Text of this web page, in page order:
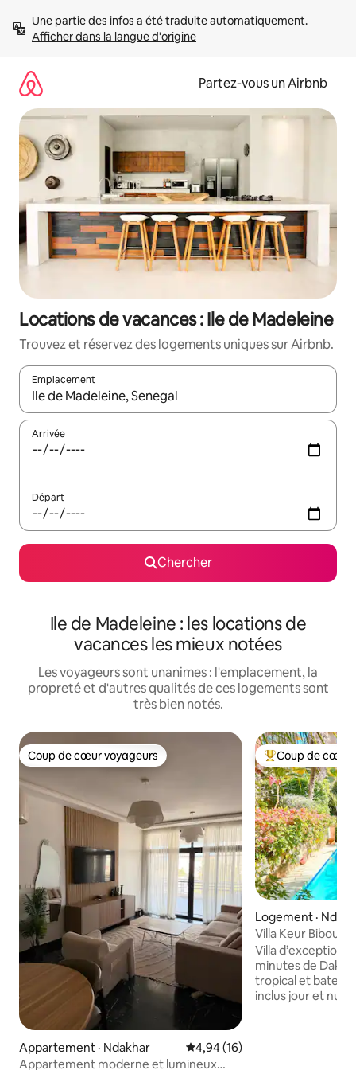
directement
Afficher dans la langue d'origine
Partez-vous un Airbnb
Locations de vacances : Ile de Madeleine
Trouvez et réservez des logements uniques sur Airbnb.
Emplacement
Quand les résultats sont affichés, parcourez-les en utilisant
Arrivée
Départ
Chercher
Ile de Madeleine : les locations de
vacances les mieux notées
Les voyageurs sont unanimes : l'emplacement, la
propreté et d'autres qualités de ces logements sont
très bien notés.
Coup de cœur voyageurs
Coup de cœur voyageurs
Appartement · Ndakhar Note moyenne de 4,94 sur 5,
4,94 (16)
Appartement moderne et lumineux
Coup de cœur
Coup de cœur
Logement ·
Villa Keur Bibou
plage
Villa d’exception
minutes de
tropical et bateau
inclus jour et nuit.